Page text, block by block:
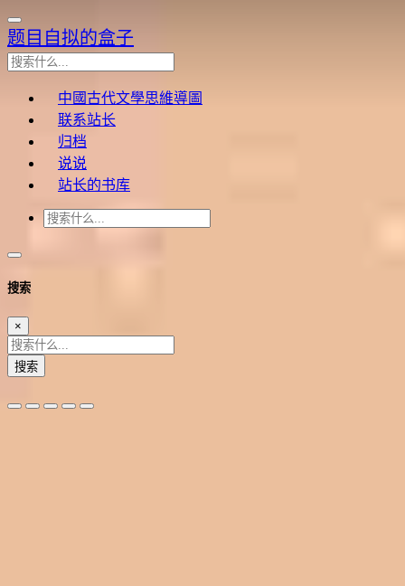
题目自拟的盒子
中國古代文學思維導圖
联系站长
归档
说说
站长的书库
搜索
×
搜索